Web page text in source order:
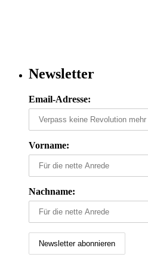
Newsletter
Email-Adresse:
Vorname:
Nachname: